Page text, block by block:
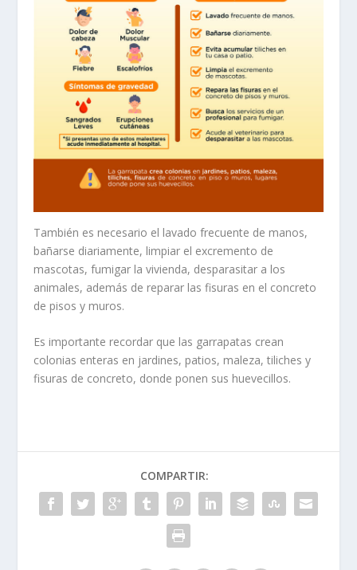
También es necesario el lavado frecuente de manos,
bañarse diariamente, limpiar el excremento de
mascotas, fumigar la vivienda, desparasitar a los
animales, además de reparar las fisuras en el concreto
de pisos y muros.
Es importante recordar que las garrapatas crean
colonias enteras en jardines, patios, maleza, tiliches y
fisuras de concreto, donde ponen sus huevecillos.
COMPARTIR: